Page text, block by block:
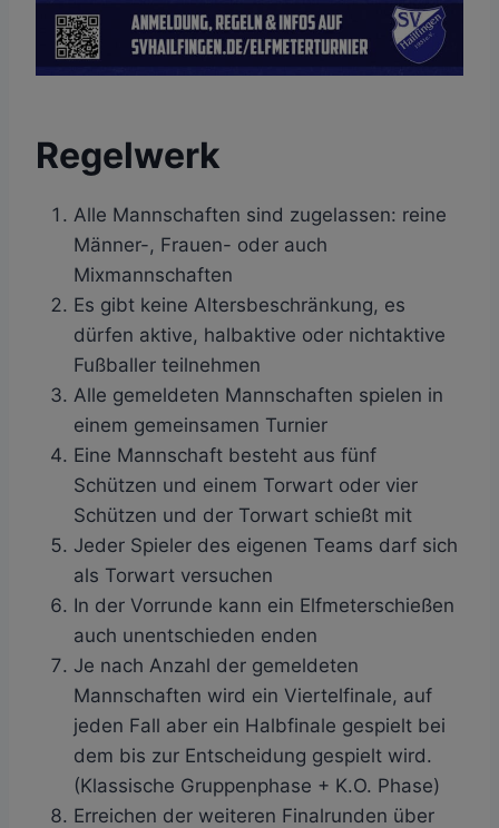
Regelwerk
Alle Mannschaften sind zugelassen: reine
Männer-, Frauen- oder auch
Mixmannschaften
Es gibt keine Altersbeschränkung, es
dürfen aktive, halbaktive oder nichtaktive
Fußballer teilnehmen
Alle gemeldeten Mannschaften spielen in
einem gemeinsamen Turnier
Eine Mannschaft besteht aus fünf
Schützen und einem Torwart oder vier
Schützen und der Torwart schießt mit
Jeder Spieler des eigenen Teams darf sich
als Torwart versuchen
In der Vorrunde kann ein Elfmeterschießen
auch unentschieden enden
Je nach Anzahl der gemeldeten
Mannschaften wird ein Viertelfinale, auf
jeden Fall aber ein Halbfinale gespielt bei
dem bis zur Entscheidung gespielt wird.
(Klassische Gruppenphase + K.O. Phase)
Erreichen der weiteren Finalrunden über